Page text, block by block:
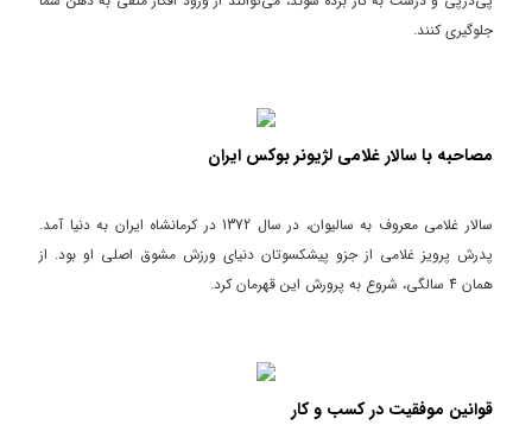
جلوگیری کنند.
مصاحبه با سالار غلامی لژیونر بوکس ایران
سالار غلامی معروف به سالیوان، در سال 1372 در کرمانشاه ایران به دنیا آمد.
پدرش پرویز غلامی از جزو پیشکسوتان دنیای ورزش مشوق اصلی او بود. از
همان 4 سالگی، شروع به پرورش این قهرمان کرد.
قوانین موفقیت در کسب و کار